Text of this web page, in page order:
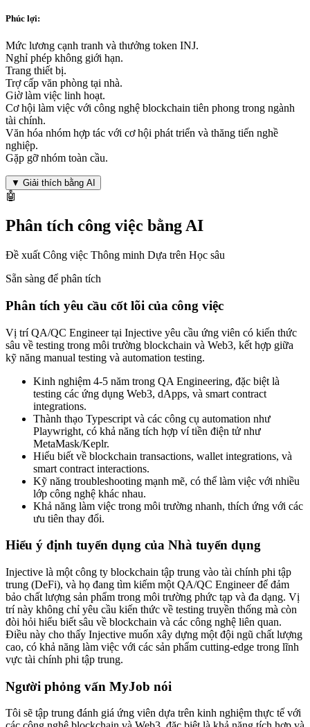
Phúc lợi:
Mức lương cạnh tranh và thưởng token INJ.
Nghỉ phép không giới hạn.
Trang thiết bị.
Trợ cấp văn phòng tại nhà.
Giờ làm việc linh hoạt.
Cơ hội làm việc với công nghệ blockchain tiên phong trong ngành
tài chính.
Văn hóa nhóm hợp tác với cơ hội phát triển và thăng tiến nghề
nghiệp.
Gặp gỡ nhóm toàn cầu.
▼ Giải thích bằng AI
🤖
Phân tích công việc bằng AI
Đề xuất Công việc Thông minh Dựa trên Học sâu
Sẵn sàng để phân tích
Phân tích yêu cầu cốt lõi của công việc
Vị trí QA/QC Engineer tại Injective yêu cầu ứng viên có kiến thức
sâu về testing trong môi trường blockchain và Web3, kết hợp giữa
kỹ năng manual testing và automation testing.
Kinh nghiệm 4-5 năm trong QA Engineering, đặc biệt là
testing các ứng dụng Web3, dApps, và smart contract
integrations.
Thành thạo Typescript và các công cụ automation như
Playwright, có khả năng tích hợp ví tiền điện tử như
MetaMask/Keplr.
Hiểu biết về blockchain transactions, wallet integrations, và
smart contract interactions.
Kỹ năng troubleshooting mạnh mẽ, có thể làm việc với nhiều
lớp công nghệ khác nhau.
Khả năng làm việc trong môi trường nhanh, thích ứng với các
ưu tiên thay đổi.
Hiểu ý định tuyển dụng của Nhà tuyển dụng
Injective là một công ty blockchain tập trung vào tài chính phi tập
trung (DeFi), và họ đang tìm kiếm một QA/QC Engineer để đảm
bảo chất lượng sản phẩm trong môi trường phức tạp và đa dạng. Vị
trí này không chỉ yêu cầu kiến thức về testing truyền thống mà còn
đòi hỏi hiểu biết sâu về blockchain và các công nghệ liên quan.
Điều này cho thấy Injective muốn xây dựng một đội ngũ chất lượng
cao, có khả năng làm việc với các sản phẩm cutting-edge trong lĩnh
vực tài chính phi tập trung.
Người phỏng vấn MyJob nói
Tôi sẽ tập trung đánh giá ứng viên dựa trên kinh nghiệm thực tế với